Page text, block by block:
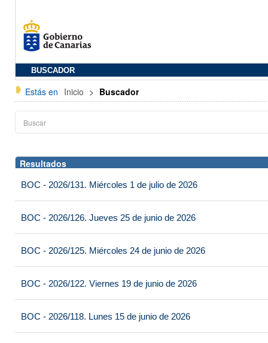
BUSCADOR
Estás en Inicio > Buscador
Resultados
BOC - 2026/131. Miércoles 1 de julio de 2026
BOC - 2026/126. Jueves 25 de junio de 2026
BOC - 2026/125. Miércoles 24 de junio de 2026
BOC - 2026/122. Viernes 19 de junio de 2026
BOC - 2026/118. Lunes 15 de junio de 2026